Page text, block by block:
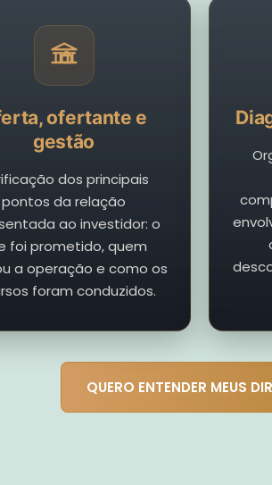
ofertante e
gestão
dos principais
pontos da relação
ao investidor: o
foi prometido, quem
a operação e como os
foram conduzidos.
QUERO ENTENDER MEUS